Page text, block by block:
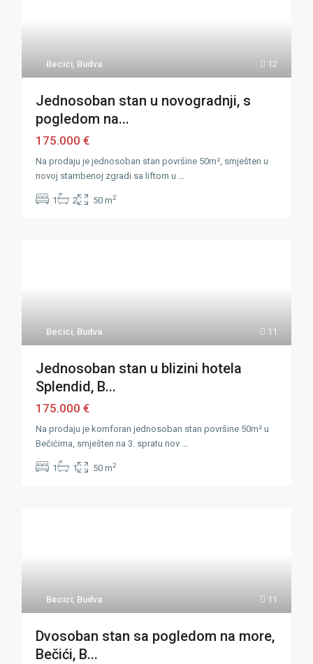
12
Becici, Budva
Jednosoban stan u novogradnji, s
pogledom na...
175.000 €
Na prodaju je jednosoban stan površine 50m², smješten u
novoj stambenoj zgradi sa liftom u ...
1 2 50 m2
11
Becici, Budva
Jednosoban stan u blizini hotela
Splendid, B...
175.000 €
Na prodaju je komforan jednosoban stan površine 50m² u
Bečićima, smješten na 3. spratu nov ...
1 1 50 m2
11
Becici, Budva
Dvosoban stan sa pogledom na more,
Bečići, B...